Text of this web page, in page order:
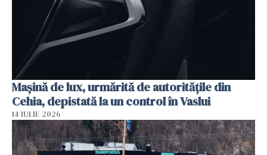
Mașină de lux, urmărită de autoritățile din
Cehia, depistată la un control în Vaslui
14 IULIE 2026